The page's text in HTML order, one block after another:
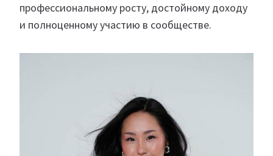
профессиональному росту, достойному доходу
и полноценному участию в сообществе.